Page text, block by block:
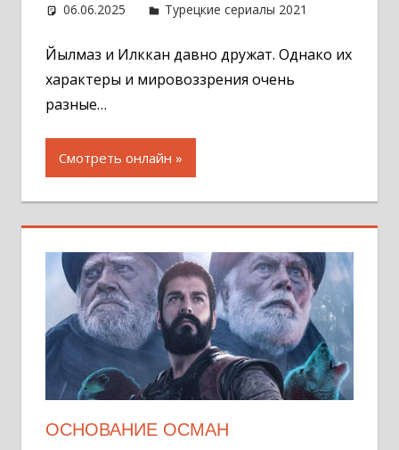
06.06.2025 Администратор
Турецкие сериалы 2021
Йылмаз и Илккан давно дружат. Однако их
характеры и мировоззрения очень
разные…
Смотреть онлайн
ОСНОВАНИЕ ОСМАН